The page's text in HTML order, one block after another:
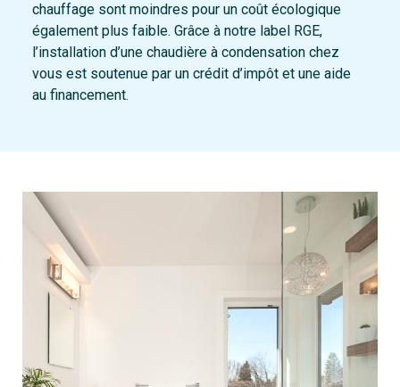
chauffage sont moindres pour un coût écologique
également plus faible. Grâce à notre label RGE,
l’installation d’une chaudière à condensation chez
vous est soutenue par un crédit d’impôt et une aide
au financement.